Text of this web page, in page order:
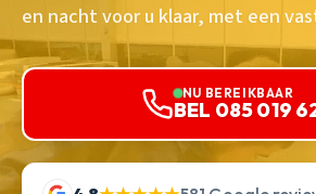
en nacht voor u klaar, met een
NU BEREIKBAAR
BEL 085 019